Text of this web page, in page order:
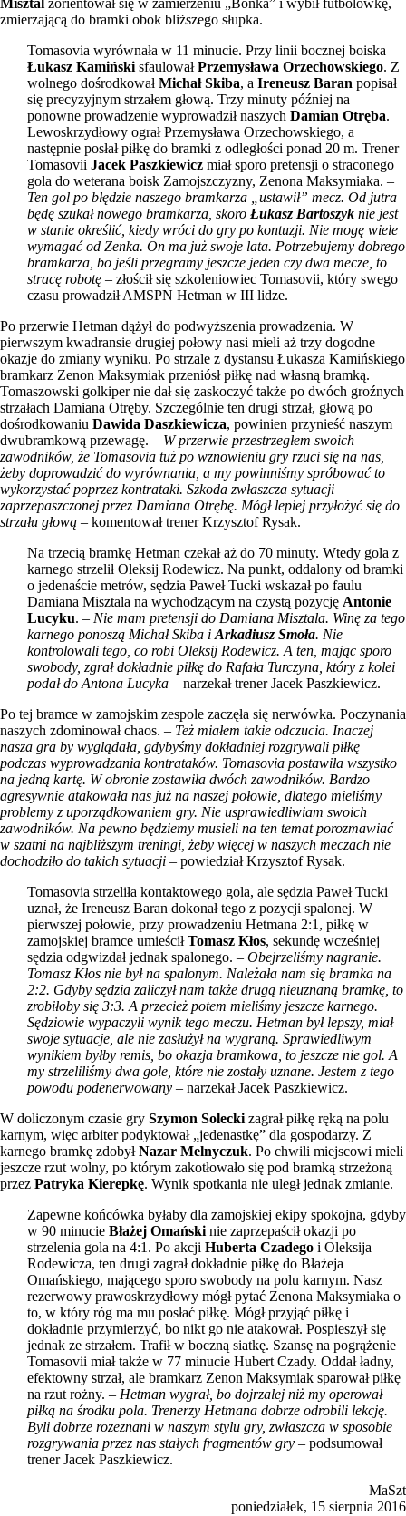
Misztal zorientował się w zamierzeniu „Bońka” i wybił futbolówkę,
zmierzającą do bramki obok bliższego słupka.
Tomasovia wyrównała w 11 minucie. Przy linii bocznej boiska
Łukasz KamińskisfaulowałPrzemysława Orzechowskiego. Z
wolnego dośrodkowałMichał Skiba, a Ireneusz Baran popisał
się precyzyjnym strzałem głową. Trzy minuty później na
ponowne prowadzenie wyprowadził naszych Damian Otręba.
Lewoskrzydłowy ograł Przemysława Orzechowskiego, a
następnie posłał piłkę do bramki z odległości ponad 20 m. Trener
Tomasovii Jacek Paszkiewicz miał sporo pretensji o straconego
gola do weterana boisk Zamojszczyzny, Zenona Maksymiaka. –
Ten gol po błędzie naszego bramkarza „ustawił” mecz. Od jutra
będę szukał nowego bramkarza, skoro Łukasz Bartoszyk nie jest
w stanie określić, kiedy wróci do gry po kontuzji. Nie mogę wiele
wymagać od Zenka. On ma już swoje lata. Potrzebujemy dobrego
bramkarza, bo jeśli przegramy jeszcze jeden czy dwa mecze, to
stracę robotę – złościł się szkoleniowiec Tomasovii, który swego
czasu prowadził AMSPN Hetman w III lidze.
Po przerwie Hetman dążył do podwyższenia prowadzenia. W
pierwszym kwadransie drugiej połowy nasi mieli aż trzy dogodne
okazje do zmiany wyniku. Po strzale z dystansu Łukasza Kamińskiego
bramkarz Zenon Maksymiak przeniósł piłkę nad własną bramką.
Tomaszowski golkiper nie dał się zaskoczyć także po dwóch groźnych
strzałach Damiana Otręby. Szczególnie ten drugi strzał, głową po
dośrodkowaniu Dawida Daszkiewicza, powinien przynieść naszym
dwubramkową przewagę. – W przerwie przestrzegłem swoich
zawodników, że Tomasovia tuż po wznowieniu gry rzuci się na nas,
żeby doprowadzić do wyrównania, a my powinniśmy spróbować to
wykorzystać poprzez kontrataki. Szkoda zwłaszcza sytuacji
zaprzepaszczonej przez Damiana Otrębę. Mógł lepiej przyłożyć się do
strzału głową – komentował trener Krzysztof Rysak.
Na trzecią bramkę Hetman czekał aż do 70 minuty. Wtedy gola z
karnego strzelił Oleksij Rodewicz. Na punkt, oddalony od bramki
o jedenaście metrów, sędzia Paweł Tucki wskazał po faulu
Damiana Misztala na wychodzącym na czystą pozycję Antonie
Lucyku. – Nie mam pretensji do Damiana Misztala. Winę za tego
karnego ponoszą Michał Skiba iArkadiusz Smoła. Nie
kontrolowali tego, co robi Oleksij Rodewicz. A ten, mając sporo
swobody, zgrał dokładnie piłkę do Rafała Turczyna, który z kolei
podał do Antona Lucyka – narzekał trener Jacek Paszkiewicz.
Po tej bramce w zamojskim zespole zaczęła się nerwówka. Poczynania
naszych zdominował chaos. – Też miałem takie odczucia. Inaczej
nasza gra by wyglądała, gdybyśmy dokładniej rozgrywali piłkę
podczas wyprowadzania kontrataków. Tomasovia postawiła wszystko
na jedną kartę. W obronie zostawiła dwóch zawodników. Bardzo
agresywnie atakowała nas już na naszej połowie, dlatego mieliśmy
problemy z uporządkowaniem gry. Nie usprawiedliwiam swoich
zawodników. Na pewno będziemy musieli na ten temat porozmawiać
w szatni na najbliższym treningi, żeby więcej w naszych meczach nie
dochodziło do takich sytuacji – powiedział Krzysztof Rysak.
Tomasovia strzeliła kontaktowego gola, ale sędzia Paweł Tucki
uznał, że Ireneusz Baran dokonał tego z pozycji spalonej. W
pierwszej połowie, przy prowadzeniu Hetmana 2:1, piłkę w
zamojskiej bramce umieściłTomasz Kłos, sekundę wcześniej
sędzia odgwizdał jednak spalonego. – Obejrzeliśmy nagranie.
Tomasz Kłos nie był na spalonym. Należała nam się bramka na
2:2. Gdyby sędzia zaliczył nam także drugą nieuznaną bramkę, to
zrobiłoby się 3:3. A przecież potem mieliśmy jeszcze karnego.
Sędziowie wypaczyli wynik tego meczu. Hetman był lepszy, miał
swoje sytuacje, ale nie zasłużył na wygraną. Sprawiedliwym
wynikiem byłby remis, bo okazja bramkowa, to jeszcze nie gol. A
my strzeliliśmy dwa gole, które nie zostały uznane. Jestem z tego
powodu podenerwowany – narzekał Jacek Paszkiewicz.
W doliczonym czasie gry Szymon Soleckizagrał piłkę ręką na polu
karnym, więc arbiter podyktował „jedenastkę” dla gospodarzy. Z
karnego bramkę zdobyłNazar Melnyczuk. Po chwili miejscowi mieli
jeszcze rzut wolny, po którym zakotłowało się pod bramką strzeżoną
przez Patryka Kierepkę. Wynik spotkania nie uległ jednak zmianie.
Zapewne końcówka byłaby dla zamojskiej ekipy spokojna, gdyby
w 90 minucie Błażej Omańskinie zaprzepaścił okazji po
strzelenia gola na 4:1. Po akcji Huberta Czadego i Oleksija
Rodewicza, ten drugi zagrał dokładnie piłkę do Błażeja
Omańskiego, mającego sporo swobody na polu karnym. Nasz
rezerwowy prawoskrzydłowy mógł pytać Zenona Maksymiaka o
to, w który róg ma mu posłać piłkę. Mógł przyjąć piłkę i
dokładnie przymierzyć, bo nikt go nie atakował. Pospieszył się
jednak ze strzałem. Trafił w boczną siatkę. Szansę na pogrążenie
Tomasovii miał także w 77 minucie Hubert Czady. Oddał ładny,
efektowny strzał, ale bramkarz Zenon Maksymiak sparował piłkę
na rzut rożny. – Hetman wygrał, bo dojrzalej niż my operował
piłką na środku pola. Trenerzy Hetmana dobrze odrobili lekcję.
Byli dobrze rozeznani w naszym stylu gry, zwłaszcza w sposobie
rozgrywania przez nas stałych fragmentów gry – podsumował
trener Jacek Paszkiewicz.
MaSzt
poniedziałek, 15 sierpnia 2016